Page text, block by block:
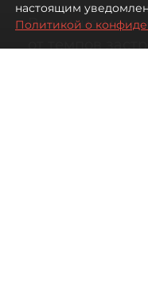
Развитие метро
от темпов
настоящим
Политикой о